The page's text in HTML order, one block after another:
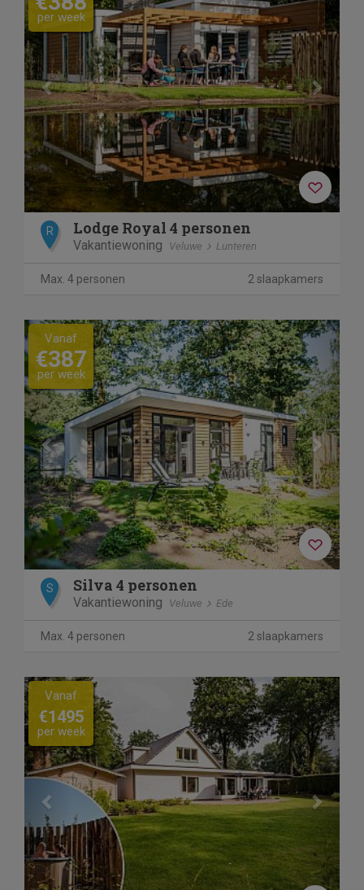
per week
R Lodge Royal 4 personen
Vakantiewoning Veluwe Lunteren
Max. 4 personen 2 slaapkamers
Previous Next
Vanaf
€387
per week
S Silva 4 personen
Vakantiewoning Veluwe Ede
Max. 4 personen 2 slaapkamers
Previous Next
Vanaf
€1495
per week